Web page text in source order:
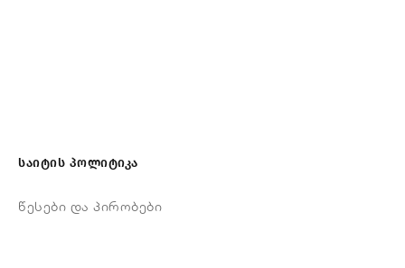
საიტის პოლიტიკა
წესები და პირობები